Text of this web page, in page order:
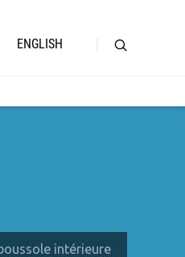
ENGLISH
intérieure